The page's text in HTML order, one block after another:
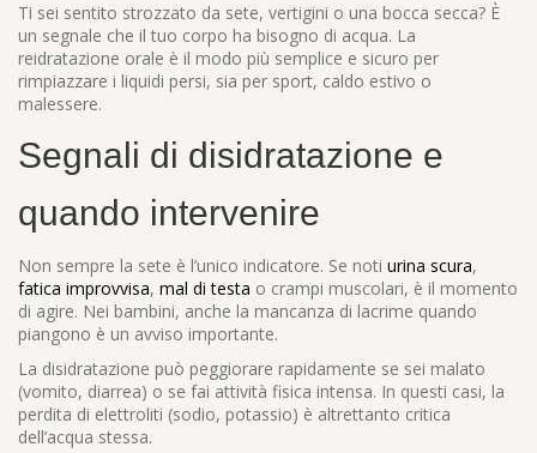
Ti sei sentito strozzato da sete, vertigini o una bocca secca? È
un segnale che il tuo corpo ha bisogno di acqua. La
reidratazione orale è il modo più semplice e sicuro per
rimpiazzare i liquidi persi, sia per sport, caldo estivo o
malessere.
Segnali di disidratazione e
quando intervenire
Non sempre la sete è l’unico indicatore. Se noti urina scura,
fatica improvvisa, mal di testa o crampi muscolari, è il momento
di agire. Nei bambini, anche la mancanza di lacrime quando
piangono è un avviso importante.
La disidratazione può peggiorare rapidamente se sei malato
(vomito, diarrea) o se fai attività fisica intensa. In questi casi, la
perdita di elettroliti (sodio, potassio) è altrettanto critica
dell’acqua stessa.